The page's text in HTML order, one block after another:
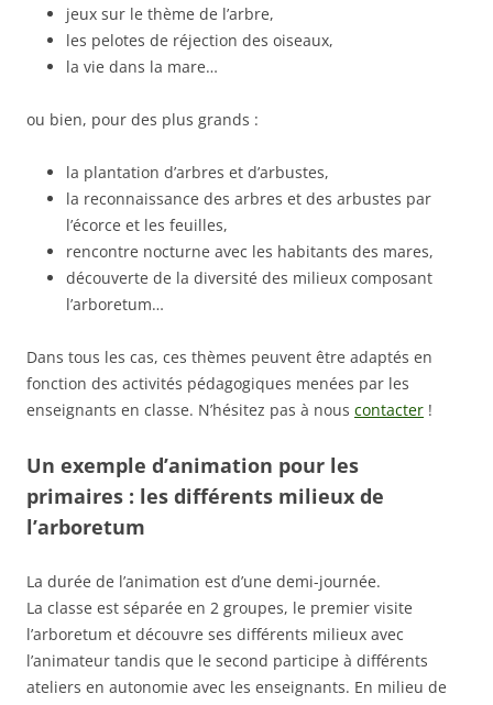
jeux sur le thème de l’arbre,
les pelotes de réjection des oiseaux,
la vie dans la mare…
ou bien, pour des plus grands :
la plantation d’arbres et d’arbustes,
la reconnaissance des arbres et des arbustes par
l’écorce et les feuilles,
rencontre nocturne avec les habitants des mares,
découverte de la diversité des milieux composant
l’arboretum…
Dans tous les cas, ces thèmes peuvent être adaptés en
fonction des activités pédagogiques menées par les
enseignants en classe. N’hésitez pas à nous contacter !
Un exemple d’animation pour les
primaires : les différents milieux de
l’arboretum
La durée de l’animation est d’une demi-journée.
La classe est séparée en 2 groupes, le premier visite
l’arboretum et découvre ses différents milieux avec
l’animateur tandis que le second participe à différents
ateliers en autonomie avec les enseignants. En milieu de